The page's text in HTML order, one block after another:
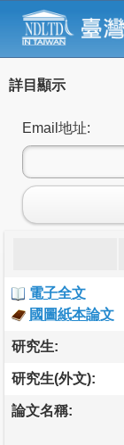
詳目顯示
Email地址:
電子全文
國圖紙本論文
研究生:
研究生(外文):
論文名稱: